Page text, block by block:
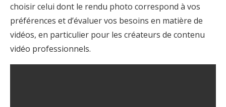
choisir celui dont le rendu photo correspond à vos
préférences et d’évaluer vos besoins en matière de
vidéos, en particulier pour les créateurs de contenu
vidéo professionnels.